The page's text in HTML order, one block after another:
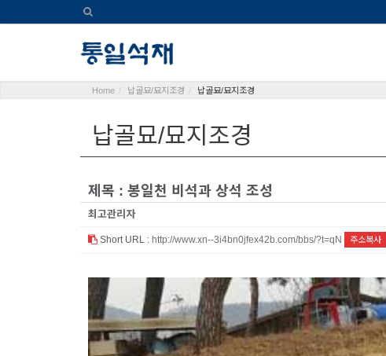
Home 납골묘/묘지조경 납골묘/묘지조경
납골묘/묘지조경
제목 : 봉일천 비석과 상석 조성
최고관리자
Short URL : http://www.xn--3i4bn0jfex42b.com/bbs/?t=qN 주소복사